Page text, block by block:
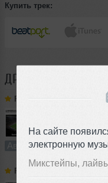
На сайте
электронную
Микстейпы,
Купить трек:
ДРУГИЕ ТРЕКИ
Favorite DJ Favorite & DJ
3:27 1318 раз
Авторский трек В
Favorite DJ Favorite & DJ Kharitonov -